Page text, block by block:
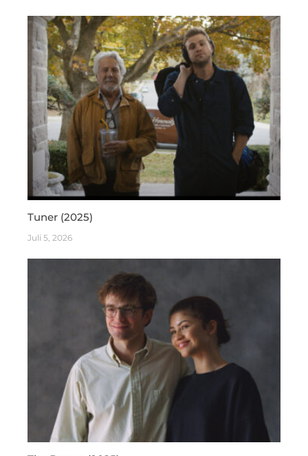
Tuner (2025)
Juli 5, 2026